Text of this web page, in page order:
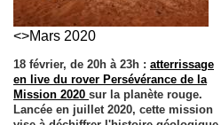
<>Mars 2020
18 février, de 20h à 23h : atterrissage
en live du rover Persévérance de la
Mission 2020 sur la planète rouge.
Lancée en juillet 2020, cette mission